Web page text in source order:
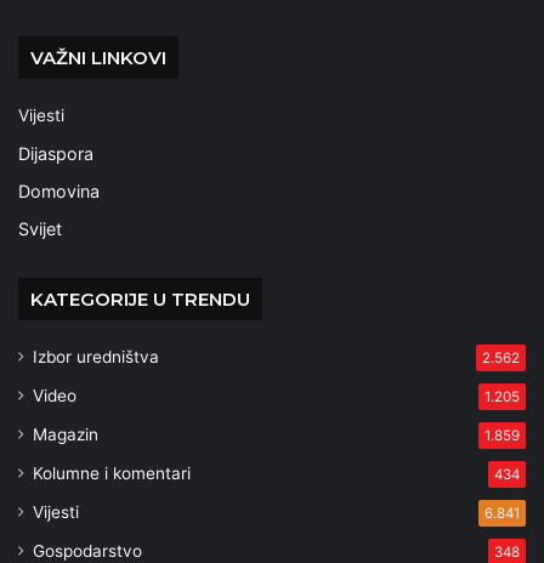
VAŽNI LINKOVI
Vijesti
Dijaspora
Domovina
Svijet
KATEGORIJE U TRENDU
Izbor uredništva 2.562
Video 1.205
Magazin 1.859
Kolumne i komentari 434
Vijesti 6.841
Gospodarstvo 348